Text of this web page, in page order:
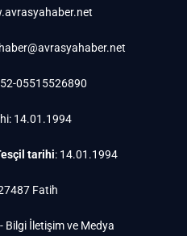
05515526890
14.01.1994
tarihi: 14.01.1994
Fatih
Bilgi İletişim ve Medya